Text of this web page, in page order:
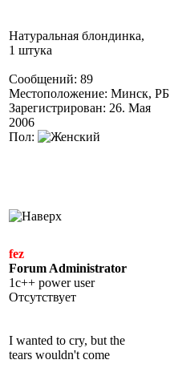
Натуральная блондинка,
1 штука
Сообщений: 89
Местоположение: Минск, РБ
Зарегистрирован: 26. Мая
2006
Пол:
fez
Forum Administrator
1c++ power user
Отсутствует
I wanted to cry, but the
tears wouldn't come